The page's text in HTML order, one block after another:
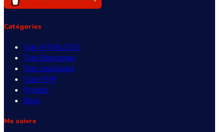
Catégories
Tuto HTML/CSS
Tuto Bootstrap
Tuto JavaScript
Tuto PHP
Projets
Blog
Me suivre